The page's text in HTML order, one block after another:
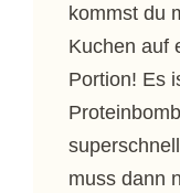
kommst du
Kuchen auf
Portion! Es
muss dann